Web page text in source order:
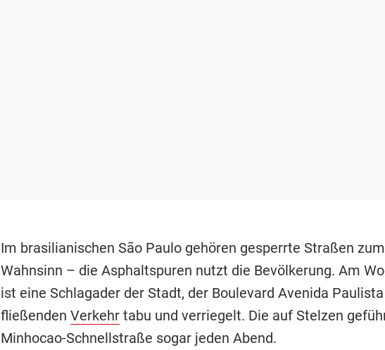
Im brasilianischen São Paulo gehören gesperrte Straßen
Wahnsinn – die Asphaltspuren nutzt die Bevölkerung. Am
ist eine Schlagader der Stadt, der Boulevard Avenida
fließenden Verkehrtabu und verriegelt. Die auf Stelzen
Minhocao-Schnellstraße sogar jeden Abend.